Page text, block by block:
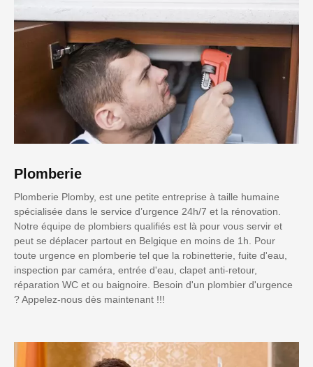
Plomberie
Plomberie Plomby, est une petite entreprise à taille humaine
spécialisée dans le service d’urgence 24h/7 et la rénovation.
Notre équipe de plombiers qualifiés est là pour vous servir et
peut se déplacer partout en Belgique en moins de 1h. Pour
toute urgence en plomberie tel que la robinetterie, fuite d'eau,
inspection par caméra, entrée d'eau, clapet anti-retour,
réparation WC et ou baignoire. Besoin d'un plombier d'urgence
? Appelez-nous dès maintenant !!!